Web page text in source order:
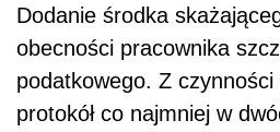
Dodanie środka
obecności pracownika
podatkowego. Z
protokół co najmniej w